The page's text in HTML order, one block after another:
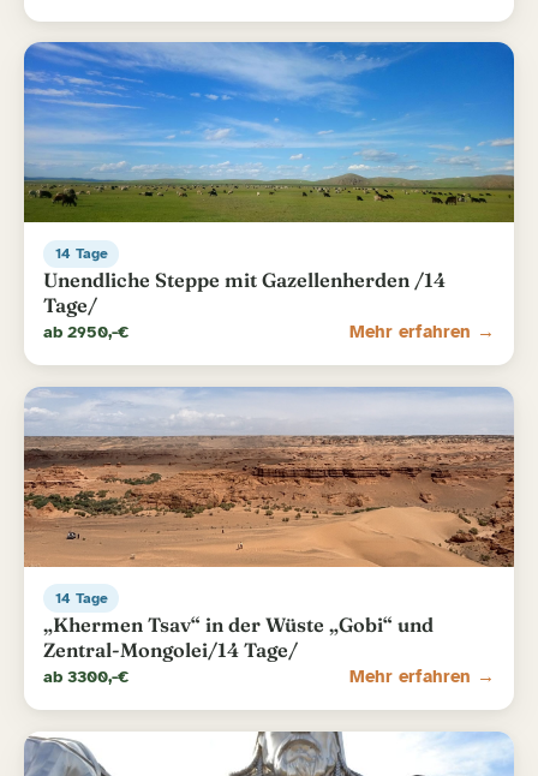
14 Tage
Unendliche Steppe mit Gazellenherden /14
Tage/
ab 2950,-€ Mehr erfahren →
14 Tage
„Khermen Tsav“ in der Wüste „Gobi“ und
Zentral-Mongolei/14 Tage/
ab 3300,-€ Mehr erfahren →